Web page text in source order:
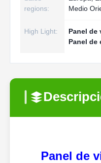
regions:
Medio
High Light: Panel de
Panel de
Panel de